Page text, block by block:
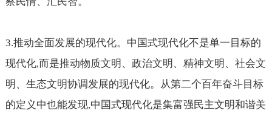
3.推动全面发展的现代化。中国式现代化不是单一目标的
现代化,而是推动物质文明、政治文明、精神文明、社会文
明、生态文明协调发展的现代化。从第二个百年奋斗目标
的定义中也能发现,中国式现代化是集富强民主文明和谐美